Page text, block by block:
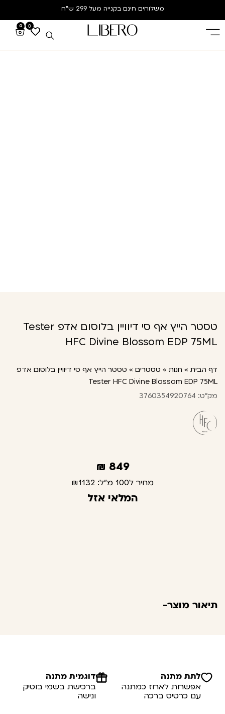
משלוחים חינם בקנייה מעל 299 ש”ח
0
0
טסטר הייץ אף סי דיוויין בלוסום אדפ Tester
HFC Divine Blossom EDP 75ML
דף הבית » חנות » טסטרים » טסטר הייץ אף סי דיוויין בלוסום אדפ
Tester HFC Divine Blossom EDP 75ML
מק"ט: 3760354920764
849
₪
מחיר ל100 מ"ל: ₪1132
המלאי אזל
תיאור מוצר-
לתת מתנה
אפשרות לארוז כמתנה
עם כרטיס ברכה
דוגמית מתנה
ברכישת בשמי בוטיק
ונישה